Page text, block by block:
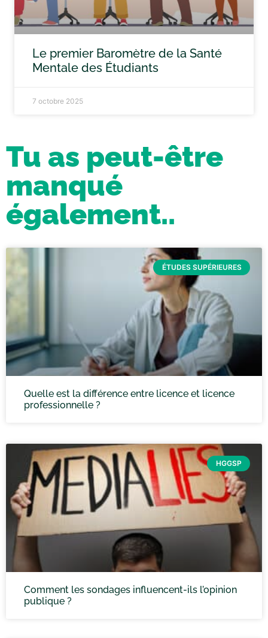
Le premier Baromètre de la Santé
Mentale des Étudiants
7 octobre 2025
Tu as peut-être
manqué
également..
ÉTUDES SUPÉRIEURES
Quelle est la différence entre licence et licence
professionnelle ?
HGGSP
Comment les sondages influencent-ils l’opinion
publique ?